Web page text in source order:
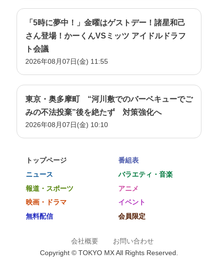
「5時に夢中！」金曜はゲストデー！諸星和己
さん登場！かーくんVSミッツ アイドルドラフ
ト会議
2026年08月07日(金) 11:55
東京・奥多摩町 “河川敷でのバーベキューでご
みの不法投棄”後を絶たず 対策強化へ
2026年08月07日(金) 10:10
トップページ
番組表
ニュース
バラエティ・音楽
報道・スポーツ
アニメ
映画・ドラマ
イベント
無料配信
会員限定
会社概要
お問い合わせ
Copyright © TOKYO MX All Rights Reserved.